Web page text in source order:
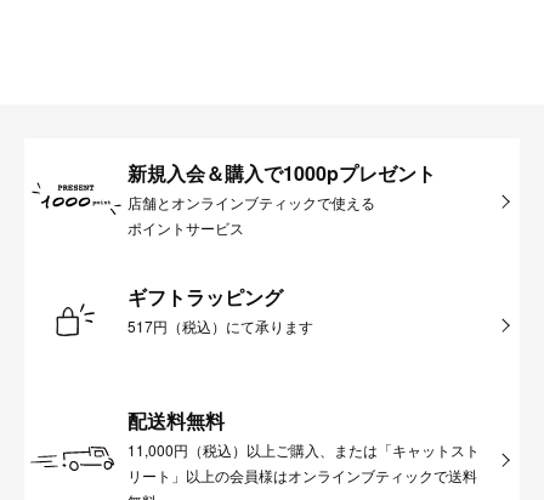
新規入会＆購入で1000pプレゼント
店舗とオンラインブティックで使える
ポイントサービス
ギフトラッピング
517円（税込）にて承ります
配送料無料
11,000円（税込）以上ご購入、または「キャットスト
リート」以上の会員様はオンラインブティックで送料